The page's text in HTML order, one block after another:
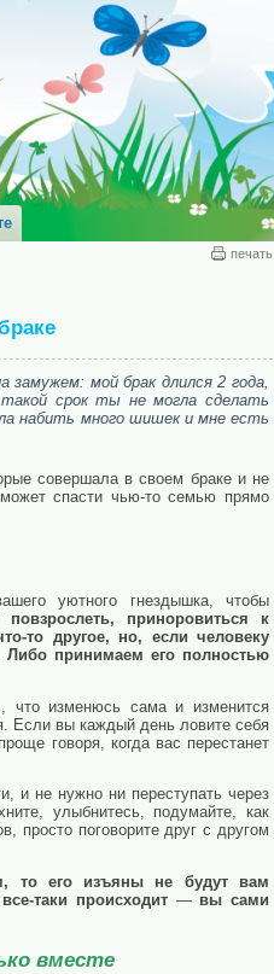
печать
мой брак длился 2 года,
срок ты не могла сделать
набить много шишек и мне есть
совершала в своем браке и не
спасти чью-то семью прямо
уютного гнездышка, чтобы
приноровиться к
то другое, но, если человеку
принимаем его полностью
изменюсь сама и изменится
Если вы каждый день ловите себя
говоря, когда вас перестанет
и не нужно ни переступать через
улыбнитесь, подумайте, как
просто поговорите друг с другом
то его изъяны не будут вам
таки происходит —вы сами
вместе